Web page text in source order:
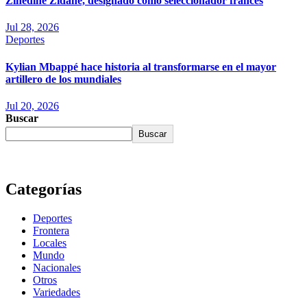
Jul 28, 2026
Deportes
Kylian Mbappé hace historia al transformarse en el mayor
artillero de los mundiales
Jul 20, 2026
Buscar
Buscar
Categorías
Deportes
Frontera
Locales
Mundo
Nacionales
Otros
Variedades